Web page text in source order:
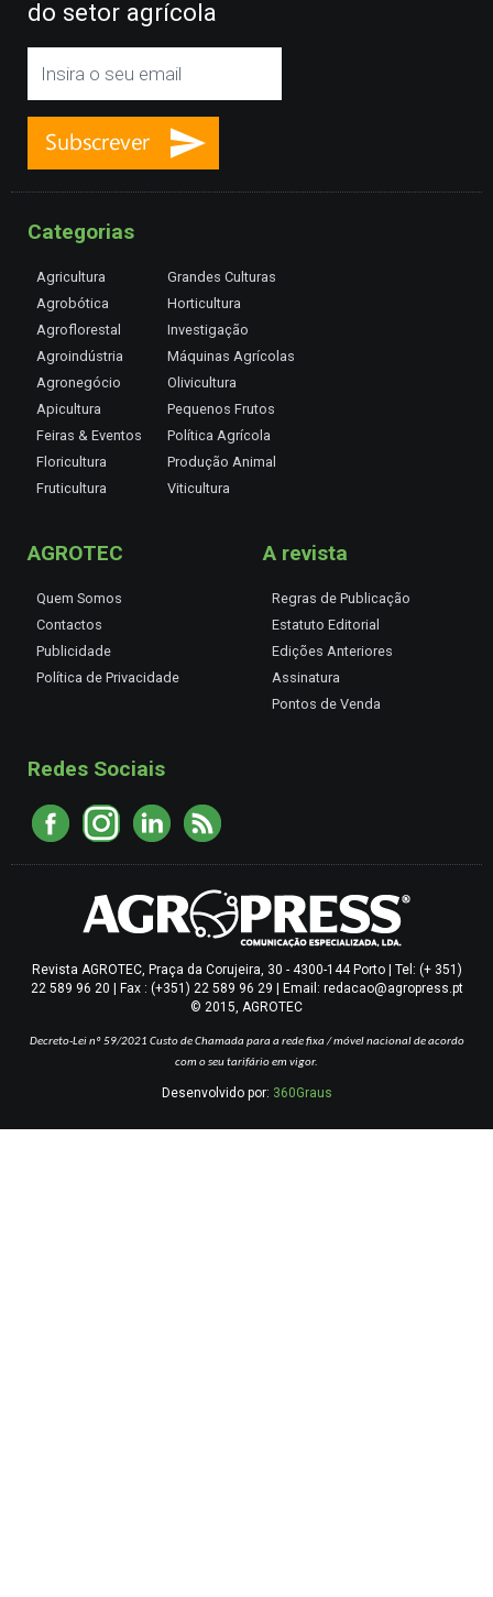
do setor agrícola
Categorias
Agricultura
Agrobótica
Agroflorestal
Agroindústria
Agronegócio
Apicultura
Feiras & Eventos
Floricultura
Fruticultura
Grandes Culturas
Horticultura
Investigação
Máquinas Agrícolas
Olivicultura
Pequenos Frutos
Política Agrícola
Produção Animal
Viticultura
AGROTEC
Quem Somos
Contactos
Publicidade
Política de Privacidade
A revista
Regras de Publicação
Estatuto Editorial
Edições Anteriores
Assinatura
Pontos de Venda
Redes Sociais
Revista AGROTEC, Praça da Corujeira, 30 - 4300-144 Porto | Tel: (+ 351)
22 589 96 20 | Fax : (+351) 22 589 96 29 | Email: redacao@agropress.pt
© 2015, AGROTEC
Decreto-Lei nº 59/2021 Custo de Chamada para a rede fixa / móvel nacional de acordo
com o seu tarifário em vigor.
Desenvolvido por: 360Graus